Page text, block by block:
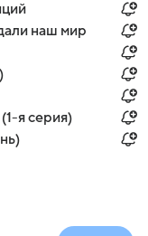
наш мир
я серия)